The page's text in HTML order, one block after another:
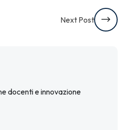
Next Post
docenti e innovazione